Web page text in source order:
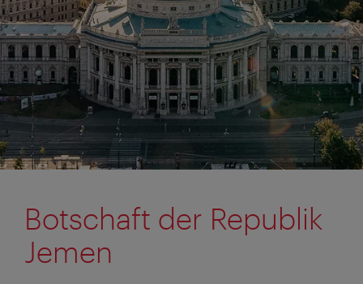
Botschaft der Republik
Jemen